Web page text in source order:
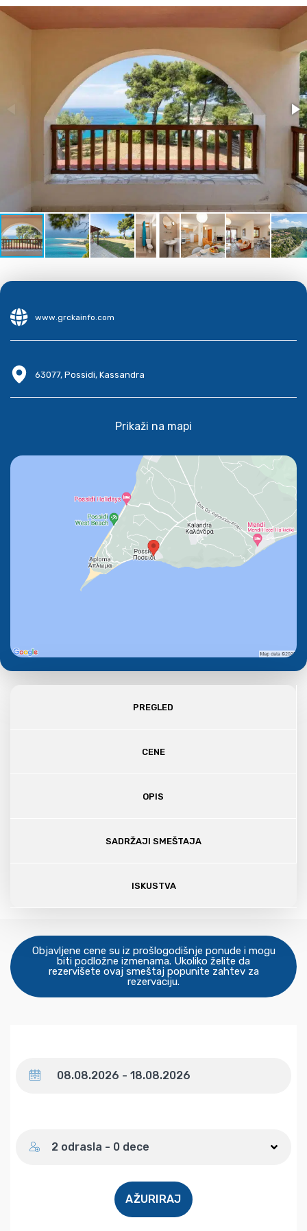
www.grckainfo.com
63077, Possidi, Kassandra
Prikaži na mapi
PREGLED
CENE
OPIS
SADRŽAJI SMEŠTAJA
ISKUSTVA
Objavljene cene su iz prošlogodišnje ponude i mogu
biti podložne izmenama. Ukoliko želite da
rezervišete ovaj smeštaj popunite zahtev za
rezervaciju.
2 odrasla - 0 dece
AŽURIRAJ